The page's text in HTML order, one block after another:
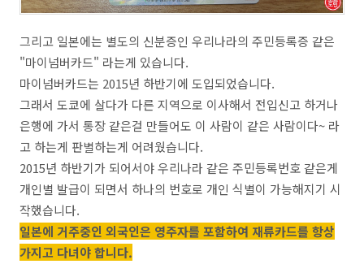
그리고 일본에는 별도의 신분증인 우리나라의 주민등록증 같은
"마이넘버카드" 라는게 있습니다.
마이넘버카드는 2015년 하반기에 도입되었습니다.
그래서 도쿄에 살다가 다른 지역으로 이사해서 전입신고 하거나
은행에 가서 통장 같은걸 만들어도 이 사람이 같은 사람이다~ 라
고 하는게 판별하는게 어려웠습니다.
2015년 하반기가 되어서야 우리나라 같은 주민등록번호 같은게
개인별 발급이 되면서 하나의 번호로 개인 식별이 가능해지기 시
작했습니다.
일본에 거주중인 외국인은 영주자를 포함하여 재류카드를 항상
가지고 다녀야 합니다.